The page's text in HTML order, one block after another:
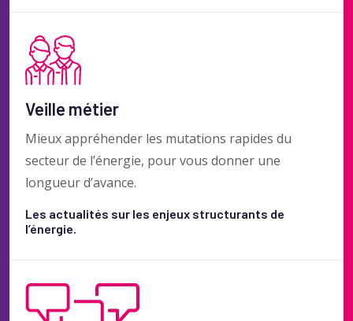
Veille métier
Mieux appréhender les mutations rapides du
secteur de l’énergie, pour vous donner une
longueur d’avance.
Les actualités sur les enjeux structurants de
l’énergie.